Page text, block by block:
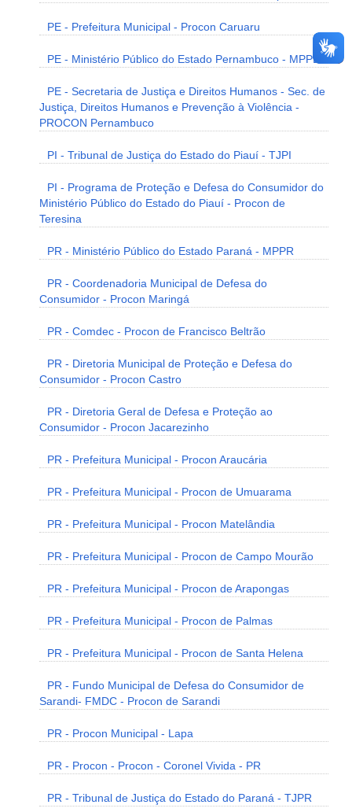
PE - Prefeitura Municipal - Procon Caruaru
PE - Ministério Público do Estado Pernambuco - MPPE
PE - Secretaria de Justiça e Direitos Humanos - Sec. de
Justiça, Direitos Humanos e Prevenção à Violência -
PROCON Pernambuco
PI - Tribunal de Justiça do Estado do Piauí - TJPI
PI - Programa de Proteção e Defesa do Consumidor do
Ministério Público do Estado do Piauí - Procon de
Teresina
PR - Ministério Público do Estado Paraná - MPPR
PR - Coordenadoria Municipal de Defesa do
Consumidor - Procon Maringá
PR - Comdec - Procon de Francisco Beltrão
PR - Diretoria Municipal de Proteção e Defesa do
Consumidor - Procon Castro
PR - Diretoria Geral de Defesa e Proteção ao
Consumidor - Procon Jacarezinho
PR - Prefeitura Municipal - Procon Araucária
PR - Prefeitura Municipal - Procon de Umuarama
PR - Prefeitura Municipal - Procon Matelândia
PR - Prefeitura Municipal - Procon de Campo Mourão
PR - Prefeitura Municipal - Procon de Arapongas
PR - Prefeitura Municipal - Procon de Palmas
PR - Prefeitura Municipal - Procon de Santa Helena
PR - Fundo Municipal de Defesa do Consumidor de
Sarandi- FMDC - Procon de Sarandi
PR - Procon Municipal - Lapa
PR - Procon - Procon - Coronel Vivida - PR
PR - Tribunal de Justiça do Estado do Paraná - TJPR